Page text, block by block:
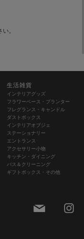
。
生活雑貨
インテリアグッズ
フラワーベース・プランター
フレグランス・キャンドル
ダストボックス
インテリアオブジェ
ステーショナリー
エントランス
アクセサリー小物
キッチン・ダイニング
バス＆クリーニング
ギフトボックス・その他